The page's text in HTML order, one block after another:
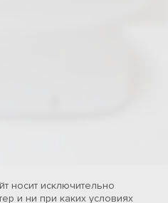
носит исключительно
и ни при каких условиях